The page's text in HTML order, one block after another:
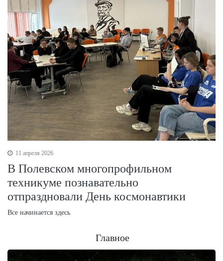
11 апреля 2026
В Полевском многопрофильном
техникуме познавательно
отпраздновали День космонавтики
Все начинается здесь
Главное